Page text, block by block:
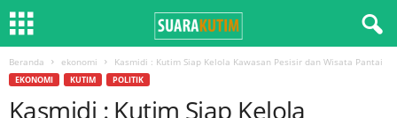
Beranda ekonomi Kasmidi : Kutim Siap Kelola Kawasan Pesisir dan Wisata Pantai
EKONOMI KUTIM POLITIK
Kasmidi : Kutim Siap Kelola